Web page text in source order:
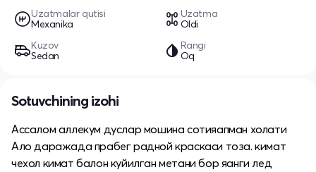
Uzatmalar qutisi
Mexanika
Uzatma
Oldi
Kuzov
Sedan
Rangi
Oq
Sotuvchining izohi
Ассалом аллекум дуслар мошина сотияапман холати
Ало даражада прабег радной краскаси тоза. кимат
чехол кимат балон куйилган метани бор яанги лед